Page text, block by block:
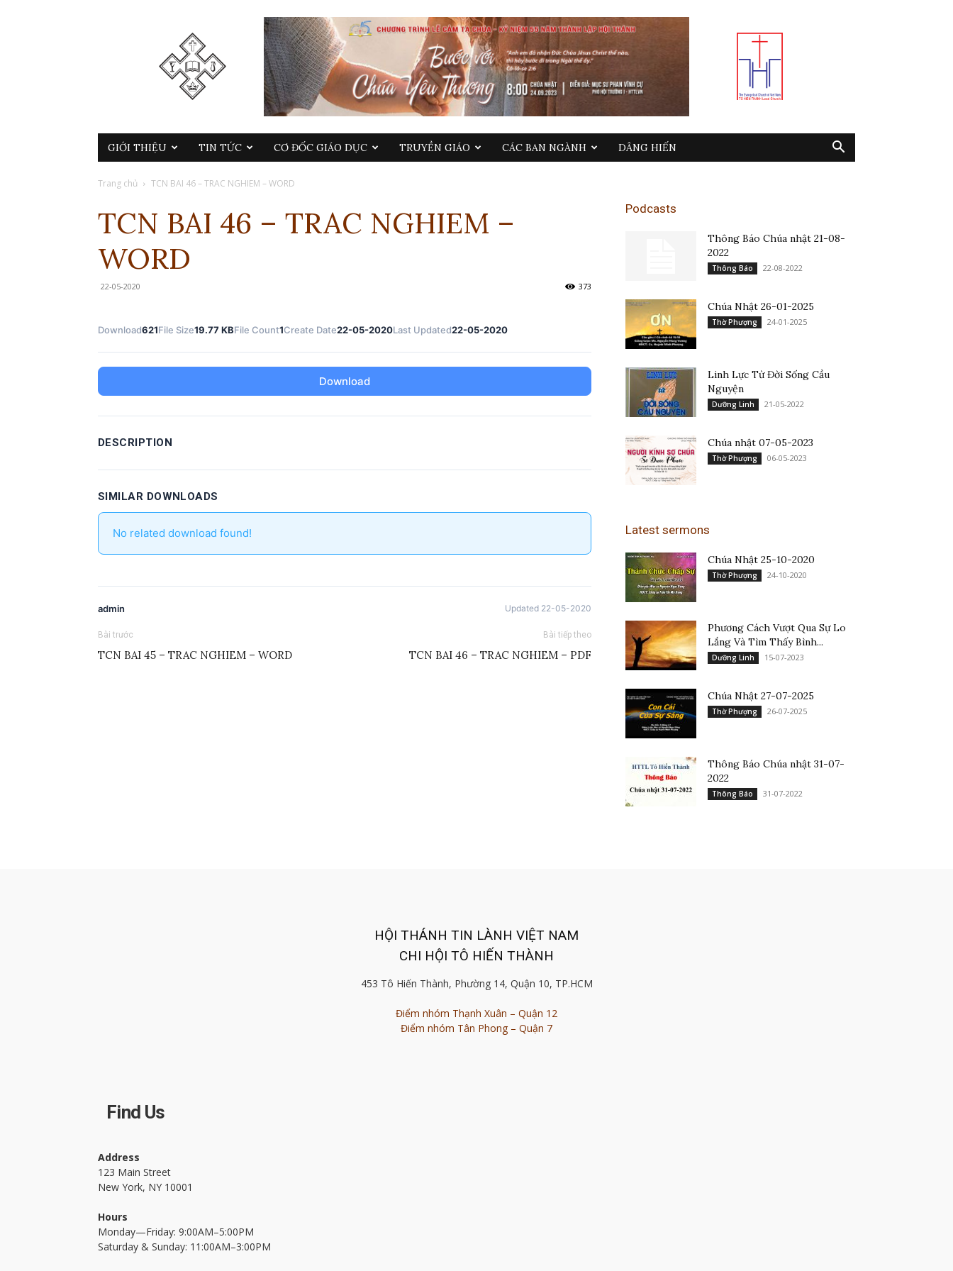
GIỚI THIỆU TIN TỨC CƠ ĐỐC GIÁO DỤC TRUYỀN GIÁO CÁC BAN NGÀNH DÂNG HIẾN
Trang chủ TCN BAI 46 – TRAC NGHIEM – WORD
TCN BAI 46 – TRAC NGHIEM –
WORD
22-05-2020 373
Download621File Size19.77 KBFile Count1Create Date22-05-2020Last Updated22-05-2020
Download
DESCRIPTION
SIMILAR DOWNLOADS
No related download found!
admin Updated 22-05-2020
Bài trước
TCN BAI 45 – TRAC NGHIEM – WORD
Bài tiếp theo
TCN BAI 46 – TRAC NGHIEM – PDF
Podcasts
Thông Báo Chúa nhật 21-08-
2022
Thông Báo 22-08-2022
Chúa Nhật 26-01-2025
Thờ Phượng 24-01-2025
Linh Lực Từ Đời Sống Cầu
Nguyện
Dưỡng Linh 21-05-2022
Chúa nhật 07-05-2023
Thờ Phượng 06-05-2023
Latest sermons
Chúa Nhật 25-10-2020
Thờ Phượng 24-10-2020
Phương Cách Vượt Qua Sự Lo
Lắng Và Tìm Thấy Bình...
Dưỡng Linh 15-07-2023
Chúa Nhật 27-07-2025
Thờ Phượng 26-07-2025
Thông Báo Chúa nhật 31-07-
2022
Thông Báo 31-07-2022
HỘI THÁNH TIN LÀNH VIỆT NAM
CHI HỘI TÔ HIẾN THÀNH
453 Tô Hiến Thành, Phường 14, Quận 10, TP.HCM
Điểm nhóm Thạnh Xuân – Quận 12
Điểm nhóm Tân Phong – Quận 7
Find Us
Address
123 Main Street
New York, NY 10001
Hours
Monday—Friday: 9:00AM–5:00PM
Saturday & Sunday: 11:00AM–3:00PM